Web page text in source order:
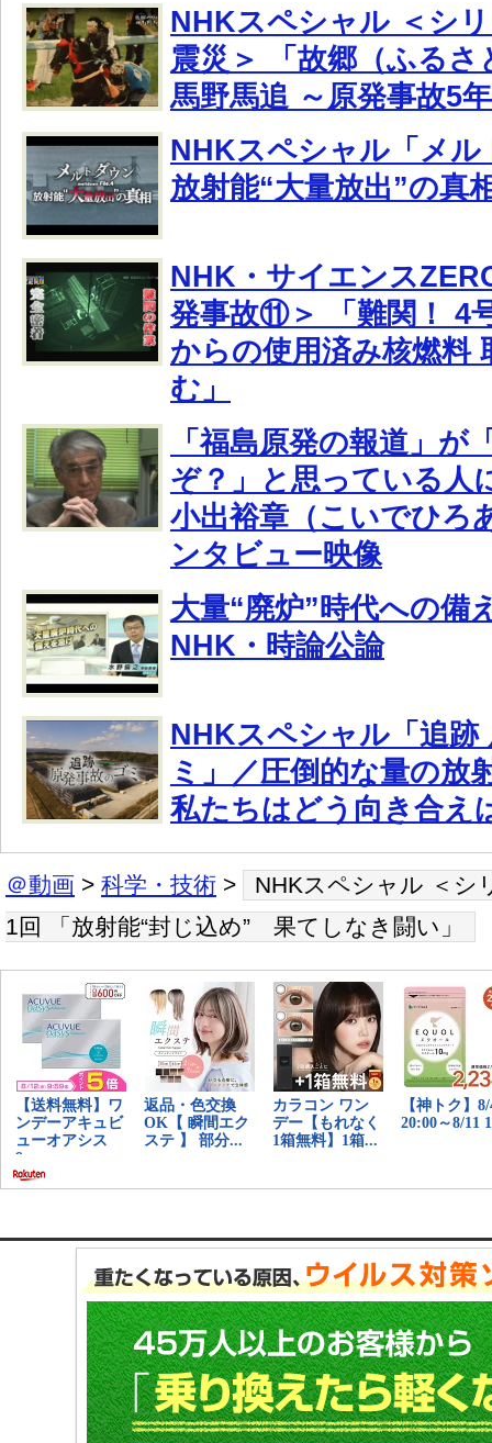
NHKスペシャル ＜シ
震災＞ 「故郷（ふるさ
馬野馬追 ～原発事故5
NHKスペシャル「メ
放射能“大量放出”の真
NHK・サイエンス
発事故⑪＞ 「難関！ 4
からの使用済み核燃料
む」
「福島原発の報道」が
ぞ？」と思っている人
小出裕章（こいでひろ
ンタビュー映像
大量“廃炉”時代への備
NHK・時論公論
NHKスペシャル「追跡
ミ」／圧倒的な量の放
私たちはどう向き合え
＠動画 > 科学・技術 >
NHKスペシャル ＜シ
1回 「放射能“封じ込め” 果てしなき闘い」